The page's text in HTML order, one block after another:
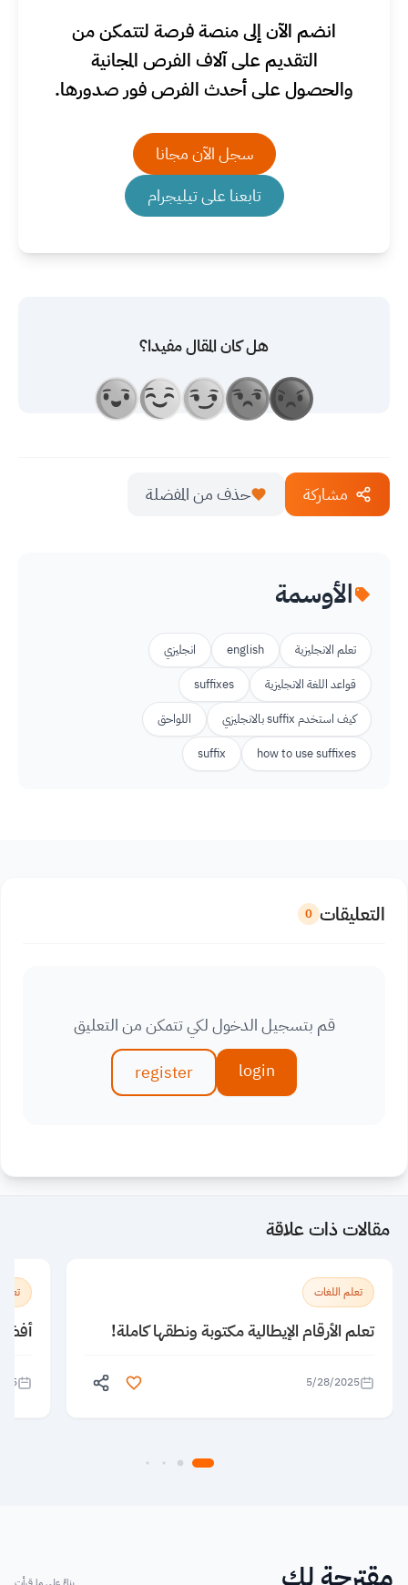
انضم الآن إلى منصة فرصة لتتمكن من
التقديم على آلاف الفرص المجانية
والحصول على أحدث الفرص فور صدورها.
سجل الآن مجانا
تابعنا على تيليجرام
هل كان المقال مفيدا؟
مشاركة حذف من المفضلة
الأوسمة
تعلم الانجليزية english
انجليزي
قواعد اللغة الانجليزية
suffixes
كيف استخدم suffix بالانجليزي
اللواحق
how to use suffixes
suffix
التعليقات 0
قم بتسجيل الدخول لكي تتمكن من التعليق
login
register
مقالات ذات علاقة
تعلم اللغات
تعلم الأرقام الإيطالية مكتوبة ونطقها كاملة!
5/28/2025
أفضل 5 معاهد لتعلم
مقترحة لك